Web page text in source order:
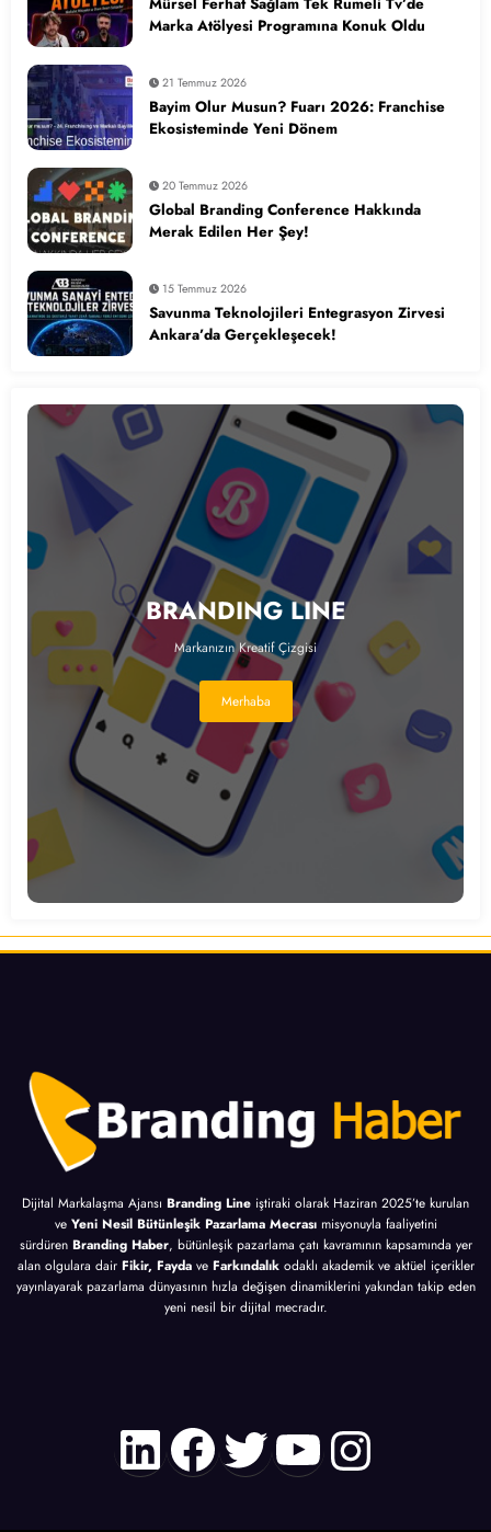
Marka Atölyesi Programına Konuk Oldu
21 Temmuz 2026
Bayim Olur Musun? Fuarı 2026: Franchise
Ekosisteminde Yeni Dönem
20 Temmuz 2026
Global Branding Conference Hakkında
Merak Edilen Her Şey!
15 Temmuz 2026
Savunma Teknolojileri Entegrasyon Zirvesi
Ankara’da Gerçekleşecek!
BRANDING LINE
Markanızın Kreatif Çizgisi
Merhaba
Dijital Markalaşma Ajansı Branding Line iştiraki olarak Haziran 2025’te kurulan
ve Yeni Nesil Bütünleşik Pazarlama Mecrası misyonuyla faaliyetini
sürdüren Branding Haber, bütünleşik pazarlama çatı kavramının kapsamında yer
alan olgulara dair Fikir, Fayda ve Farkındalık odaklı akademik ve aktüel içerikler
yayınlayarak pazarlama dünyasının hızla değişen dinamiklerini yakından takip eden
yeni nesil bir dijital mecradır.
LinkedIn
Facebook
Twitter
YouTube